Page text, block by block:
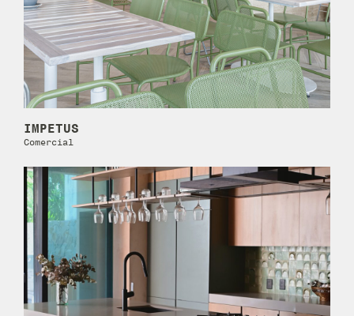
IMPETUS
Comercial